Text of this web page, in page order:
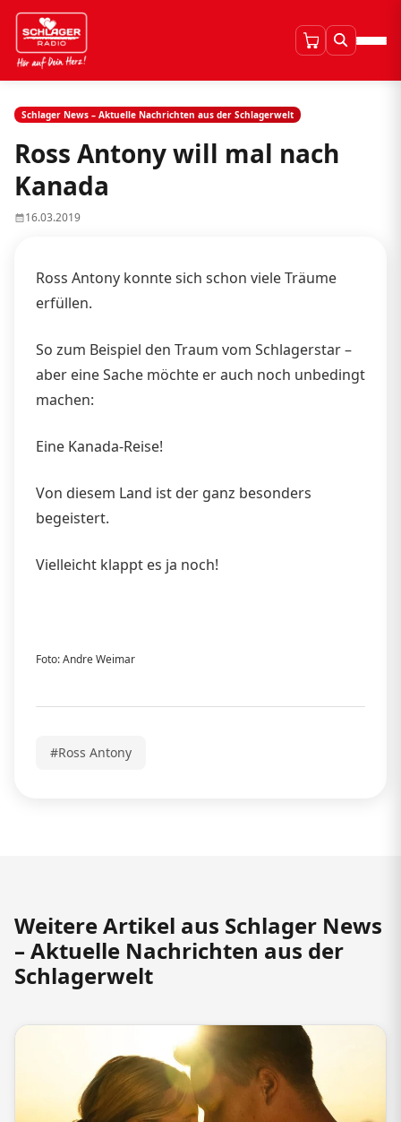
Schlager News – Aktuelle Nachrichten aus der Schlagerwelt
Ross Antony will mal nach
Kanada
16.03.2019
Ross Antony konnte sich schon viele Träume
erfüllen.
So zum Beispiel den Traum vom Schlagerstar –
aber eine Sache möchte er auch noch unbedingt
machen:
Eine Kanada-Reise!
Von diesem Land ist der ganz besonders
begeistert.
Vielleicht klappt es ja noch!
Foto: Andre Weimar
#Ross Antony
Weitere Artikel aus Schlager News
– Aktuelle Nachrichten aus der
Schlagerwelt